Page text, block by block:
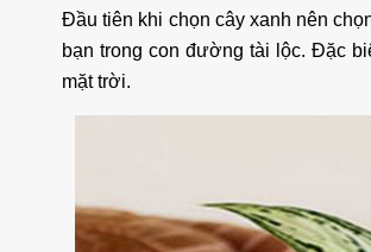
Đầu tiên khi chọn cây xanh nên
bạn trong con đường tài lộc. Đặc
mặt trời.